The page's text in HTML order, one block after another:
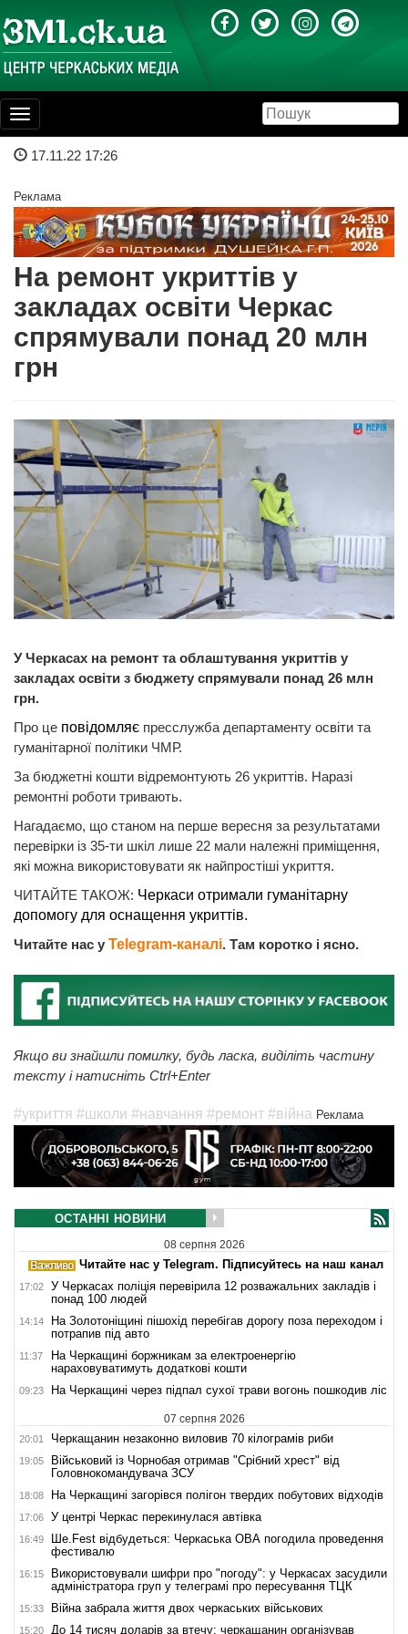
Toggle
navigation
17.11.22 17:26
Реклама
На ремонт укриттів у
закладах освіти Черкас
спрямували понад 20 млн
грн
У Черкасах на ремонт та облаштування укриттів у
закладах освіти з бюджету спрямували понад 26 млн
грн.
Про це повідомляє пресслужба департаменту освіти та
гуманітарної політики ЧМР.
За бюджетні кошти відремонтують 26 укриттів. Наразі
ремонтні роботи тривають.
Нагадаємо, що станом на перше вересня за результатами
перевірки із 35-ти шкіл лише 22 мали належні приміщення,
які можна використовувати як найпростіші укриття.
ЧИТАЙТЕ ТАКОЖ: Черкаси отримали гуманітарну
допомогу для оснащення укриттів.
Читайте нас у Telegram-каналі. Там коротко і ясно.
Якщо ви знайшли помилку, будь ласка, виділіть частину
тексту і натисніть Ctrl+Enter
#укриття #школи #навчання #ремонт #війна Реклама
ОСТАННІ НОВИНИ
08 серпня 2026
Читайте нас у Telegram. Підписуйтесь на наш канал
17:02
У Черкасах поліція перевірила 12 розважальних закладів і
понад 100 людей
14:14
На Золотоніщині пішохід перебігав дорогу поза переходом і
потрапив під авто
11:37
На Черкащині боржникам за електроенергію
нараховуватимуть додаткові кошти
09:23 На Черкащині через підпал сухої трави вогонь пошкодив ліс
07 серпня 2026
20:01 Черкащанин незаконно виловив 70 кілограмів риби
19:05
Військовий із Чорнобая отримав "Срібний хрест" від
Головнокомандувача ЗСУ
18:08 На Черкащині загорівся полігон твердих побутових відходів
17:06 У центрі Черкас перекинулася автівка
16:49
Ше.Fest відбудеться: Черкаська ОВА погодила проведення
фестивалю
16:15
Використовували шифри про "погоду": у Черкасах засудили
адміністратора груп у телеграмі про пересування ТЦК
15:33 Війна забрала життя двох черкаських військових
15:20 До 14 тисяч доларів за втечу: черкащанин організував